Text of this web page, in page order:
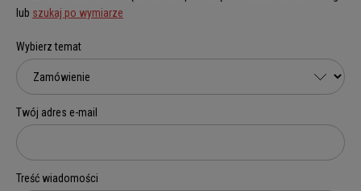
lub szukaj po wymiarze